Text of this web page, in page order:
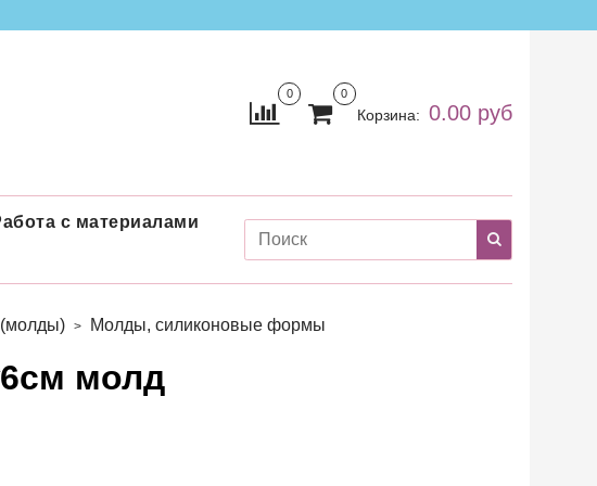
0 0
Корзина: 0.00 руб
с материалами
Молды, силиконовые формы
молд